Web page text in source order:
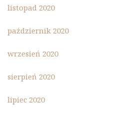
listopad 2020
październik 2020
wrzesień 2020
sierpień 2020
lipiec 2020